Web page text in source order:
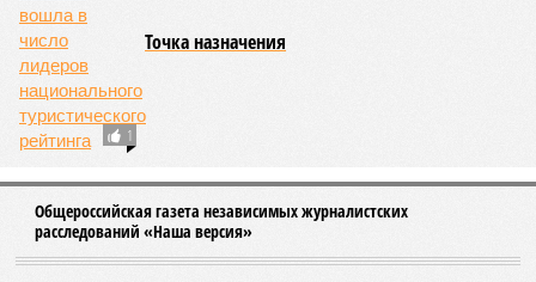
1
Точка назначения
Общероссийская газета независимых журналистских
расследований «Наша версия»